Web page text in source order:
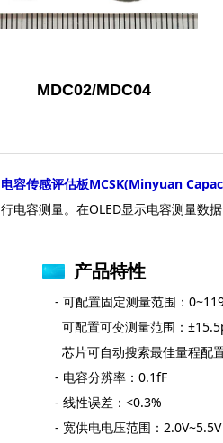
MDC02/MDC04
产品特性
- 可配置固定测量范围：
可配置可变测量范围：
芯片可自动搜索最佳量程配
- 电容分辨率：0.1fF
- 线性误差：<0.3%
- 宽供电电压范围：2.0V~5.5V
电容传感评估板MCSK(Minyuan
行电容测量。在OLED显示电容测量数